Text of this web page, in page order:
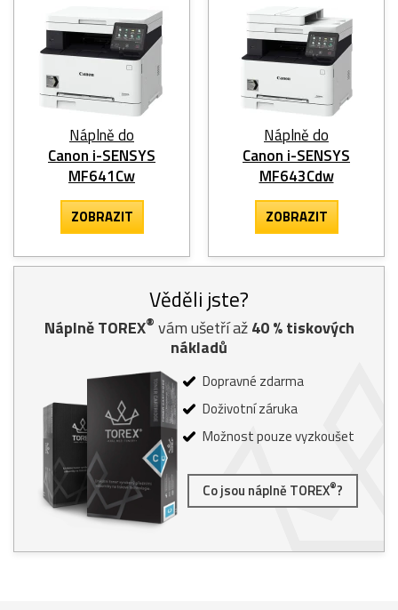
Náplně do
Canon i-SENSYS
MF641Cw
ZOBRAZIT
Náplně do
Canon i-SENSYS
MF643Cdw
ZOBRAZIT
Věděli jste?
Náplně TOREX® vám ušetří až40% tiskových
nákladů
Dopravné zdarma
Doživotní záruka
Možnost pouze vyzkoušet
Co jsou náplně TOREX®?